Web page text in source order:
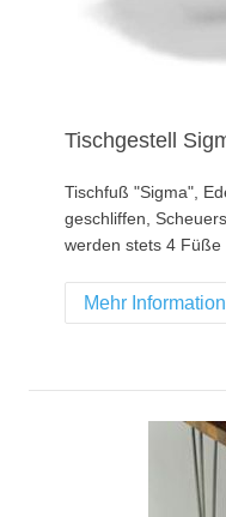
Tischgestell
Tischfuß "Sigma",
geschliffen,
werden stets 4 Füße
Mehr Information